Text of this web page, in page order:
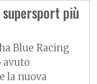
supersport più
Blue Racing
avuto
la nuova